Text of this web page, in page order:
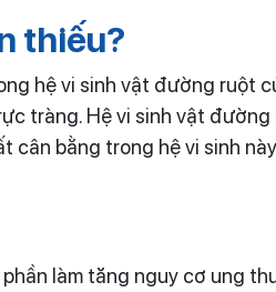
thiếu?
hệ vi sinh vật đường ruột
tràng. Hệ vi sinh vật
cân bằng trong hệ vi sinh
làm tăng nguy cơ ung